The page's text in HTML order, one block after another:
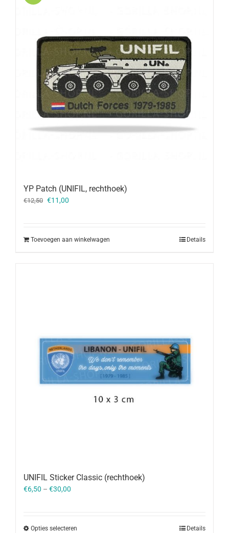
YP Patch (UNIFIL, rechthoek)
€12,50 Oorspronkelijke
€11,00
Toevoegen aan winkelwagen Details
UNIFIL Sticker Classic (rechthoek)
€6,50 – €30,00
Opties selecteren Details